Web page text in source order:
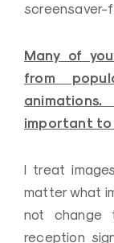
screensaver-
Many of
from
important
I treat
matter what
not change
reception